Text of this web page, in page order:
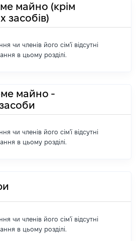
майно (крім
засобів)
чи членів його сім'ї відсутні
в цьому розділі.
майно -
чи членів його сім'ї відсутні
в цьому розділі.
чи членів його сім'ї відсутні
в цьому розділі.